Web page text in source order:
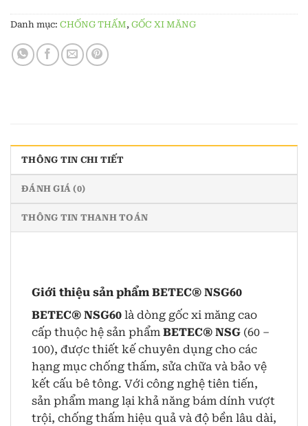
Danh mục: CHỐNG THẤM, GỐC XI MĂNG
THÔNG TIN CHI TIẾT
ĐÁNH GIÁ (0)
THÔNG TIN THANH TOÁN
Giới thiệu sản phẩm BETEC® NSG60
BETEC® NSG60 là dòng gốc xi măng cao
cấp thuộc hệ sản phẩm BETEC® NSG (60 –
100), được thiết kế chuyên dụng cho các
hạng mục chống thấm, sửa chữa và bảo vệ
kết cấu bê tông. Với công nghệ tiên tiến,
sản phẩm mang lại khả năng bám dính vượt
trội, chống thấm hiệu quả và độ bền lâu dài,